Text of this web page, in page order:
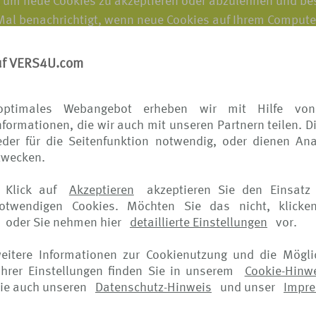
VERS4U.com
Webangebot erheben wir mit Hilfe von
die wir auch mit unseren Partnern teilen.
für die Seitenfunktion notwendig, oder dienen
Klick auf Akzeptieren
akzeptieren Sie den
Cookies. Möchten Sie das nicht,
oder Sie nehmen hier detaillierte Einstellungen vor.
Informationen zur Cookienutzung und die
Einstellungen finden Sie in unserem
Cookie-
auch unseren
Datenschutz-Hinweis und unser
benachrichtigt, wenn neue Cookies auf Ihrem
Sie Cookies verwalten können, finden Sie auf den
Cookies zu deaktivieren, werden Sie von unseren
Zum Beispiel könnten Sie eventuell Ihrem
in Anspruch nehmen, bei denen ansonsten
anderer Unternehmen zeigen, wird normalerweise
darüber bereitgestellt, wie Sie ihre Einstellungen zu
verfügbar.
Wir dürfen den Hinweis jederzeit ändern,
Aktualisierungen. Falls die Änderungen bedeutsam
Darüber hinaus verschicken wir eine
erachten.